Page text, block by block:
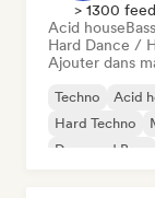
> 1300
Acid house
Hard Dance /
Ajouter dans
Techno Acid
Hard Techno
Drum and Bass